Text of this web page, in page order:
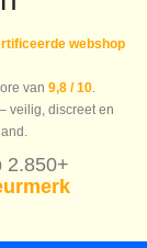
webshop
van 9,8 / 10.
– veilig, discreet en
2.850+